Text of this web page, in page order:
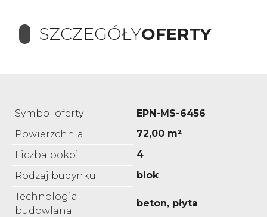
SZCZEGÓŁYOFERTY
Symbol oferty
EPN-MS-6456
Powierzchnia
72,00 m²
Liczba pokoi
4
Rodzaj budynku
blok
Technologia
budowlana
beton, płyta